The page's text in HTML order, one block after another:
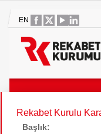
EN
Rekabet Kurulu
Başlık: